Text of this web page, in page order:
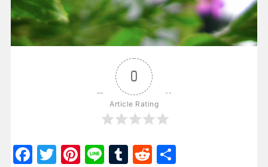
0
Article Rating
Facebook
Twitter
Pinterest
LineTumblr
Reddit